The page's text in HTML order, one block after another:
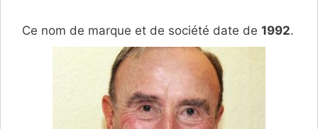
Ce nom de marque et de société date de 1992.